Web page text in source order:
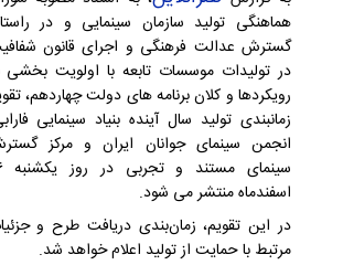
هماهنگی تولید سازمان سینمایی و در
گسترش عدالت فرهنگی و اجرای قانون
در تولیدات موسسات تابعه با اولویت بخشی
رویکردها و کلان برنامه های دولت چهاردهم،
زمانبندی تولید سال آینده بنیاد سینمایی
انجمن سینمای جوانان ایران و مرکز
اسفندماه منتشر می شود.
در این تقویم، زمان‌بندی دریافت طرح و
مرتبط با حمایت از تولید اعلام خواهد شد.